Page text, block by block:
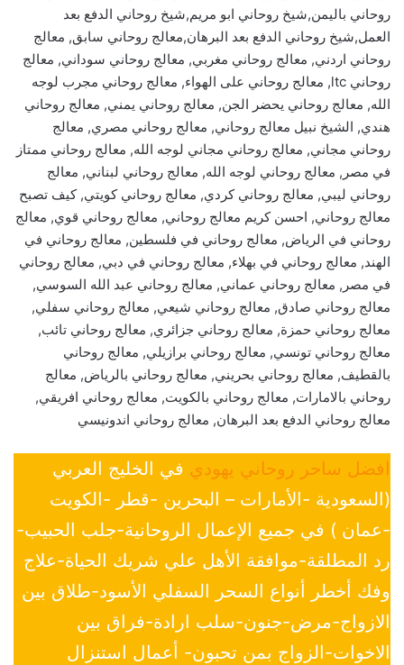
روحاني باليمن,شيخ روحاني ابو مريم,شيخ روحاني الدفع بعد
العمل,شيخ روحاني الدفع بعد البرهان,معالج روحاني سابق, معالج
روحاني اردني, معالج روحاني مغربي, معالج روحاني سوداني, معالج
روحاني ltc, معالج روحاني على الهواء, معالج روحاني مجرب لوجه
الله, معالج روحاني يحضر الجن, معالج روحاني يمني, معالج روحاني
هندي, الشيخ نبيل معالج روحاني, معالج روحاني مصري, معالج
روحاني مجاني, معالج روحاني مجاني لوجه الله, معالج روحاني ممتاز
في مصر, معالج روحاني لوجه الله, معالج روحاني لبناني, معالج
روحاني ليبي, معالج روحاني كردي, معالج روحاني كويتي, كيف تصبح
معالج روحاني, احسن كريم معالج روحاني, معالج روحاني قوي, معالج
روحاني في الرياض, معالج روحاني في فلسطين, معالج روحاني في
الهند, معالج روحاني في بهلاء, معالج روحاني في دبي, معالج روحاني
في مصر, معالج روحاني عماني, معالج روحاني عبد الله السوسي,
معالج روحاني صادق, معالج روحاني شيعي, معالج روحاني سفلي,
معالج روحاني حمزة, معالج روحاني جزائري, معالج روحاني تائب,
معالج روحاني تونسي, معالج روحاني برازيلي, معالج روحاني
بالقطيف, معالج روحاني بحريني, معالج روحاني بالرياض, معالج
روحاني بالامارات, معالج روحاني بالكويت, معالج روحاني افريقي,
معالج روحاني الدفع بعد البرهان, معالج روحاني اندونيسي
افضل ساحر روحاني يهودي في الخليج العربي
(السعودية -الأمارات – البحرين -قطر -الكويت
-عمان ) في جميع الإعمال الروحانية-جلب الحبيب-
رد المطلقة-موافقة الأهل علي شريك الحياة-علاج
وفك أخطر أنواع السحر السفلي الأسود-طلاق بين
الازواج-مرض-جنون-سلب ارادة-فراق بين
الاخوات-الزواج بمن تحبون- أعمال استنزال